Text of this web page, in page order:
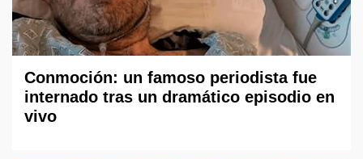
Conmoción: un famoso periodista fue
internado tras un dramático episodio en
vivo